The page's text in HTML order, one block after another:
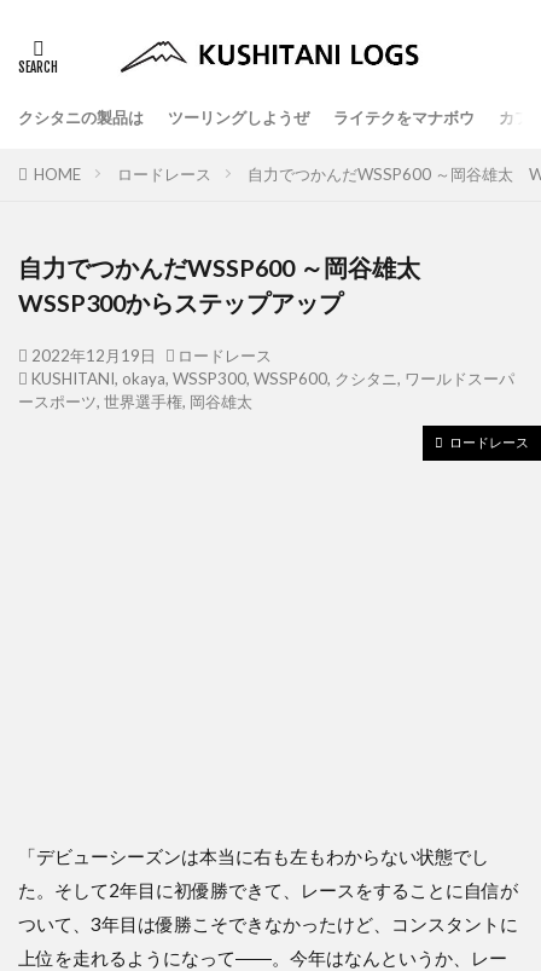
クシタニの製品は ツーリングしようぜ ライテクをマナボウ カフ
HOME ロードレース 自力でつかんだWSSP600 ～岡谷雄太
自力でつかんだWSSP600 ～岡谷雄太
WSSP300からステップアップ
2022年12月19日
ロードレース
KUSHITANI, okaya, WSSP300, WSSP600, クシタニ, ワールドスーパ
ースポーツ, 世界選手権, 岡谷雄太
ロードレース
「デビューシーズンは本当に右も左もわからない状態でし
た。そして2年目に初優勝できて、レースをすることに自信が
ついて、3年目は優勝こそできなかったけど、コンスタントに
上位を走れるようになって――。今年はなんというか、レー